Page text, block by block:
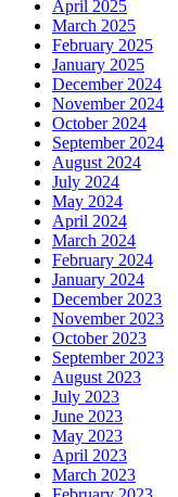
April 2025
March 2025
February 2025
January 2025
December 2024
November 2024
October 2024
September 2024
August 2024
July 2024
May 2024
April 2024
March 2024
February 2024
January 2024
December 2023
November 2023
October 2023
September 2023
August 2023
July 2023
June 2023
May 2023
April 2023
March 2023